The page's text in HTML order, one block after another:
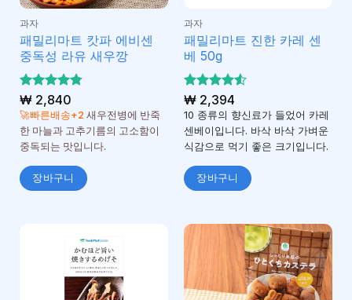
과자
패밀리마트 캇파 에비센
중독성 라유 새우깡
5 중에서
4.75로 평
가됨
₩2,840
🚀빠른배송+2 새우전병에 반죽
한 마늘과 고추기름의 고소함이
중독되는 맛입니다.
장바구니
과자
패밀리마트 진한 카레 센
베 50g
5 중에서
4.5로 평
가됨
₩2,394
10 종류의 향신료가 들었어 카레
센베이입니다. 바삭 바삭 가벼운
식감으로 먹기 좋은 크기입니다.
장바구니